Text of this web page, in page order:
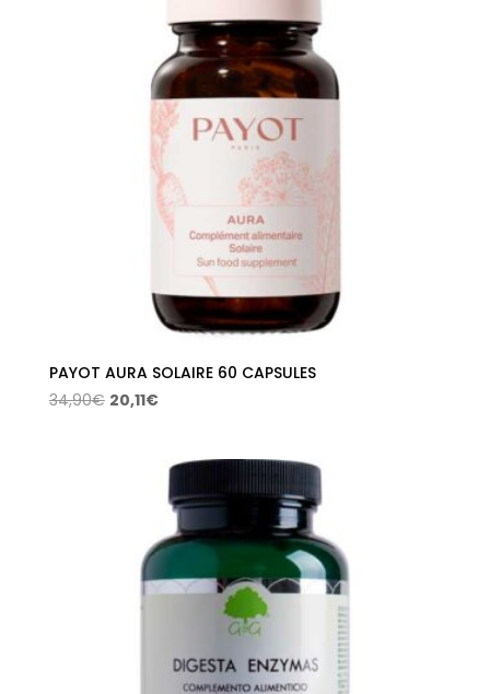
PAYOT AURA SOLAIRE 60 CAPSULES
34,90€ El
20,11€El
es:
20,11€.